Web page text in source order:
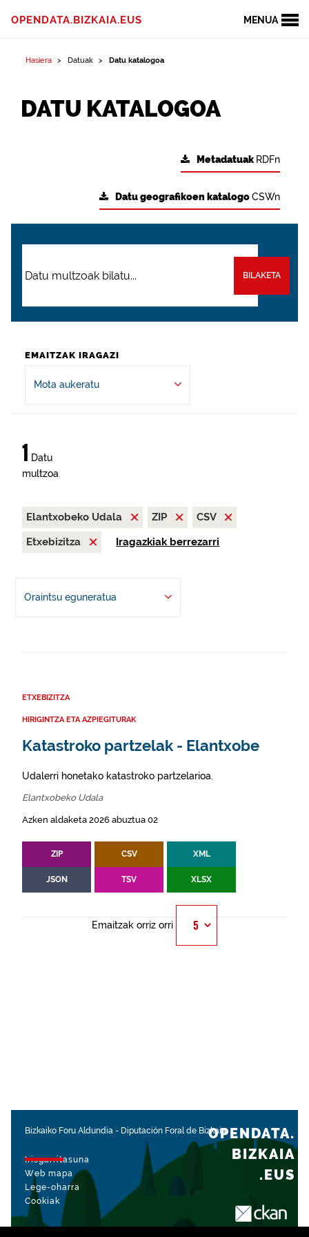
MENUA
OPENDATA.BIZKAIA.EUS
Hasiera Datuak Datu katalogoa
DATU KATALOGOA
Metadatuak RDFn
Datu geografikoen katalogoCSWn
BILAKETA
EMAITZAK IRAGAZI
Mota aukeratu
1 Datu
multzoa
Elantxobeko Udala ZIP
CSV
Etxebizitza
Iragazkiak berrezarri
Oraintsu eguneratua
ETXEBIZITZA
HIRIGINTZA ETA AZPIEGITURAK
Katastroko partzelak - Elantxobe
Udalerri honetako katastroko partzelarioa.
Elantxobeko Udala
Azken aldaketa 2026 abuztua 02
ZIP CSV XML
JSON TSV XLSX
Emaitzak orriz orri
Bizkaiko Foru Aldundia - Diputación Foral de Bizkaia
Irisgarritasuna
Web mapa
Lege-oharra
Cookiak
OPENDATA.
BIZKAIA
.EUS